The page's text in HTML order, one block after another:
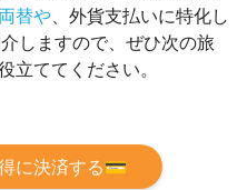
替や 、外貨支払いに特化し
しますので、ぜひ次の旅
立ててください。
に決済する💳